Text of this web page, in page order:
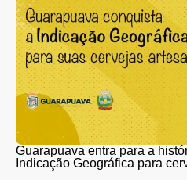
Guarapuava entra para a
Indicação Geográfica para